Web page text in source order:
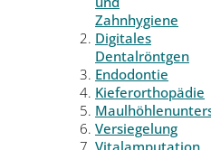
Zahnhygiene
Digitales
Dentalröntgen
Endodontie
Kieferorthopädie
Versiegelung
Vitalamputation